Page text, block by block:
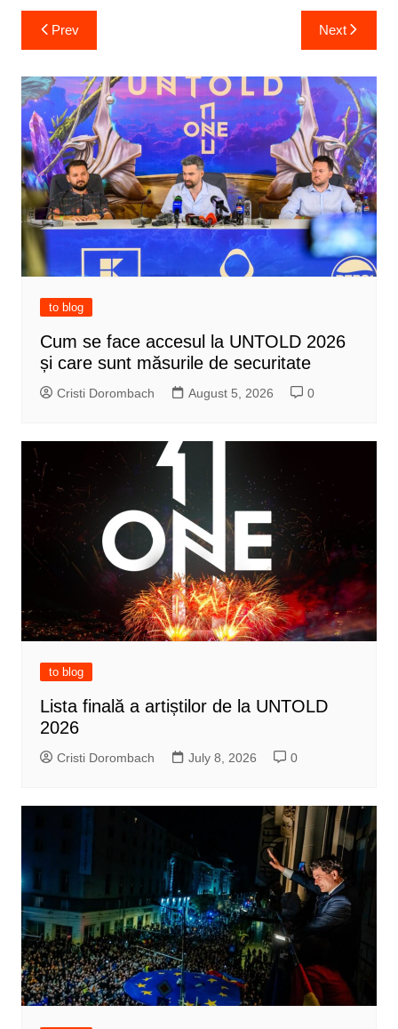
Post
navigation
Prev Next
to blog
Cum se face accesul la UNTOLD 2026
și care sunt măsurile de securitate
Cristi Dorombach August 5, 2026 0
to blog
Lista finală a artiștilor de la UNTOLD
2026
Cristi Dorombach July 8, 2026 0